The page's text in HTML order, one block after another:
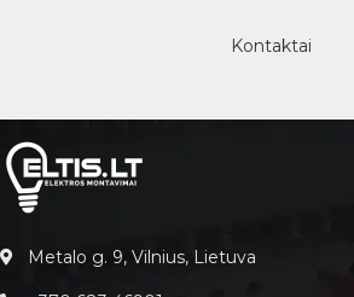
Kontaktai
Metalo g. 9, Vilnius, Lietuva